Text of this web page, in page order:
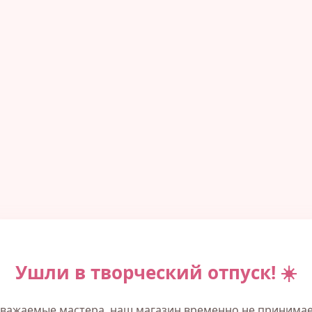
Ушли в творческий отпуск! ☀️